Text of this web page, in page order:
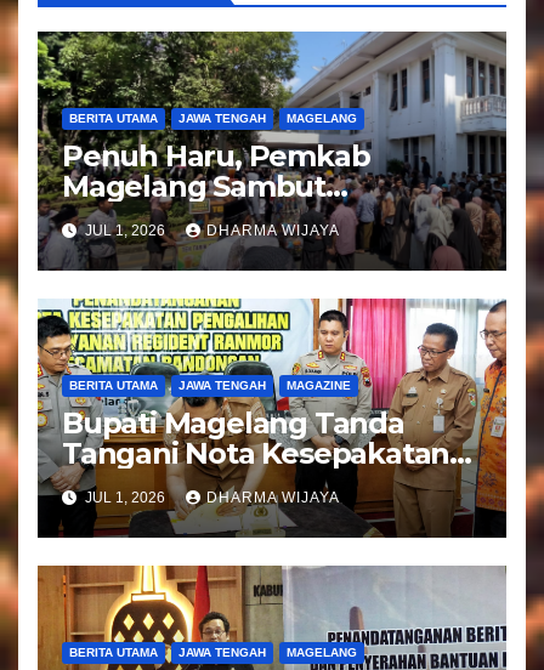
BERITA UTAMA JAWA TENGAH MAGELANG
Penuh Haru, Pemkab
Magelang Sambut
Kepulangan Jemaah Haji
Kloter 81
JUL 1, 2026 DHARMA WIJAYA
BERITA UTAMA JAWA TENGAH MAGAZINE
Bupati Magelang Tanda
Tangani Nota Kesepakatan
Pengalihan Pelayanan
Regident Di Kecamatan
Bandongan
JUL 1, 2026 DHARMA WIJAYA
BERITA UTAMA JAWA TENGAH MAGELANG